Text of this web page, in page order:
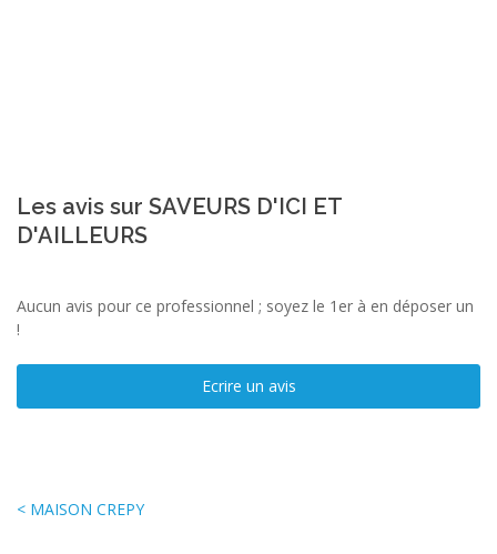
Les avis sur SAVEURS D'ICI ET
D'AILLEURS
Aucun avis pour ce professionnel ; soyez le 1er à en déposer un
!
Ecrire un avis
< MAISON CREPY